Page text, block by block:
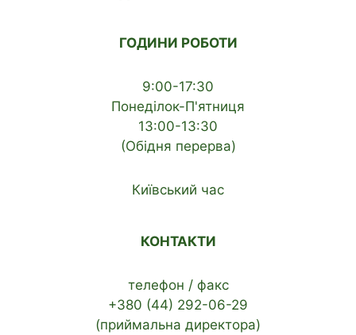
ГОДИНИ РОБОТИ
9:00-17:30
Понеділок-П'ятниця
13:00-13:30
(Обідня перерва)
Київський час
КОНТАКТИ
телефон / факс
+380 (44) 292-06-29
(приймальна директора)